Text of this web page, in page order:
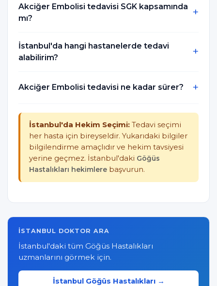
Akciğer Embolisi tedavisi SGK kapsamında
mı?
İstanbul'da hangi hastanelerde tedavi
alabilirim?
Akciğer Embolisi tedavisi ne kadar sürer?
İstanbul'da Hekim Seçimi: Tedavi seçimi
her hasta için bireyseldir. Yukarıdaki bilgiler
bilgilendirme amaçlıdır ve hekim tavsiyesi
yerine geçmez. İstanbul'daki Göğüs
Hastalıkları hekimlere başvurun.
İSTANBUL DOKTOR ARA
İstanbul'daki tüm Göğüs Hastalıkları
uzmanlarını görmek için.
İstanbul Göğüs Hastalıkları →